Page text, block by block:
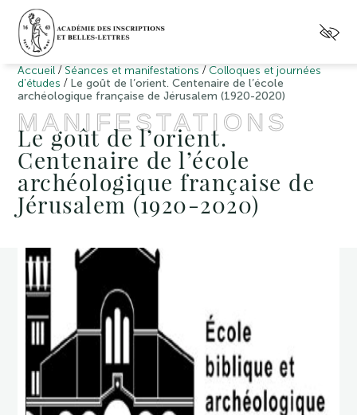
Accueil / Séances et manifestations / Colloques et journées
d'études / Le goût de l’orient. Centenaire de l’école
archéologique française de Jérusalem (1920-2020)
MANIFESTATIONS
Le goût de l’orient.
Centenaire de l’école
archéologique française de
Jérusalem (1920-2020)